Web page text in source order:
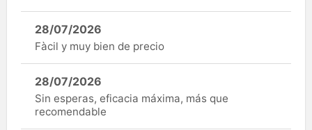
28/07/2026
Fàcil y muy bien de precio
28/07/2026
Sin esperas, eficacia máxima, más que
recomendable